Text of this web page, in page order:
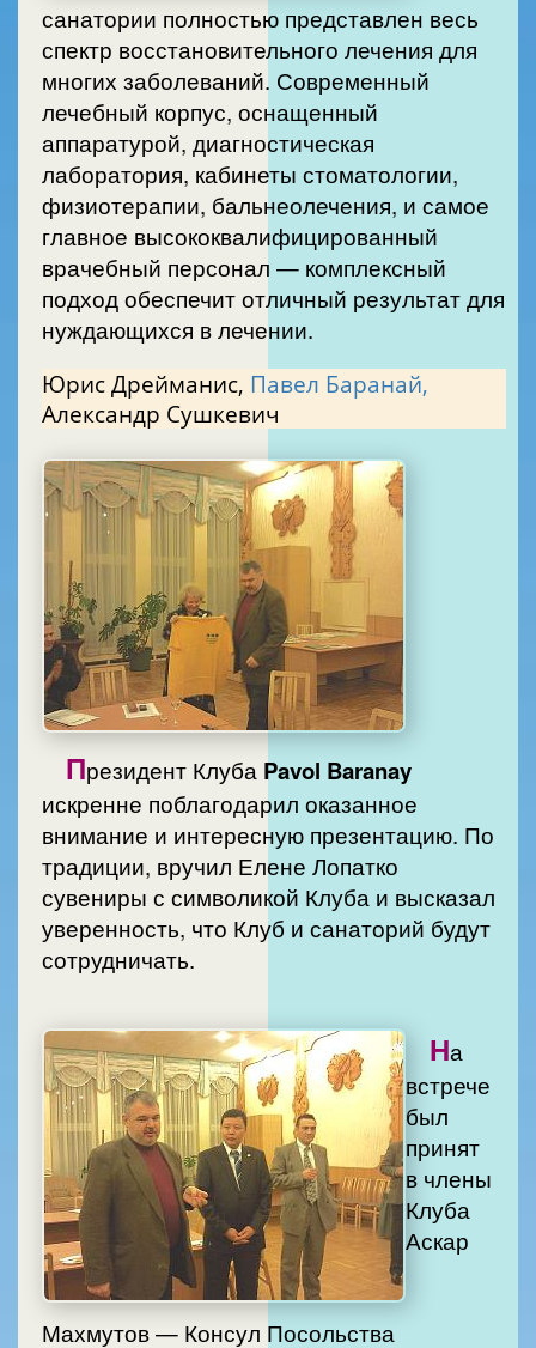
санатории полностью представлен весь
спектр восстановительного лечения для
многих заболеваний. Современный
лечебный корпус, оснащенный
аппаратурой, диагностическая
лаборатория, кабинеты стоматологии,
физиотерапии, бальнеолечения, и самое
главное высококвалифицированный
врачебный персонал — комплексный
подход обеспечит отличный результат для
нуждающихся в лечении.
Юрис Дрейманис, Павел Баранай,
Александр Сушкевич
Президент Клуба Pavol Baranay
искренне поблагодарил оказанное
внимание и интересную презентацию. По
традиции, вручил Елене Лопатко
сувениры с символикой Клуба и высказал
уверенность, что Клуб и санаторий будут
сотрудничать.
На
встрече
был
принят
в члены
Клуба
Аскар
Махмутов — Консул Посольства